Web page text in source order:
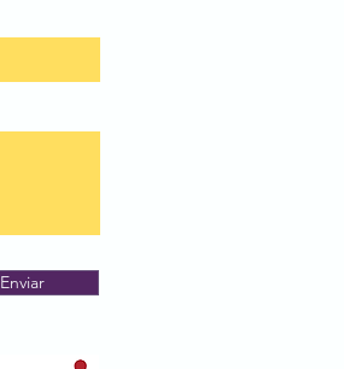
Enviar